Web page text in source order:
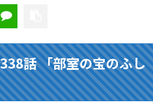
話 「部室の宝のふし